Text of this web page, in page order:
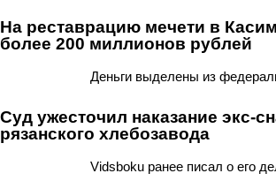
На реставрацию мечети в
более 200 миллионов рублей
Деньги выделены из
Суд ужесточил наказание экс-
рязанского хлебозавода
Vidsboku ранее писал о его